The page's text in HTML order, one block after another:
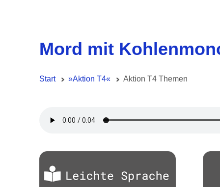
Mord mit
Start »Aktion T4« Aktion T4 Themen